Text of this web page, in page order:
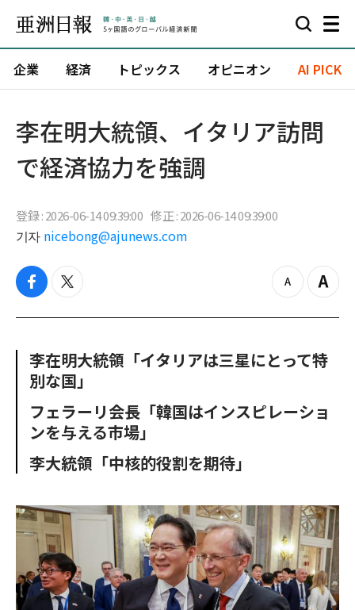
企業 経済 トピックス オピニオン AI PICK
李在明大統領、イタリア訪問
で経済協力を強調
登録 : 2026-06-14 09:39:00 修正 : 2026-06-14 09:39:00
기자 nicebong@ajunews.com
f
c
o
o
k
t
i
e
r
z
o
u
Z
o
n
李在明大統領「イタリアは三星にとって特
別な国」
フェラーリ会長「韓国はインスピレーショ
ンを与える市場」
李大統領「中核的役割を期待」